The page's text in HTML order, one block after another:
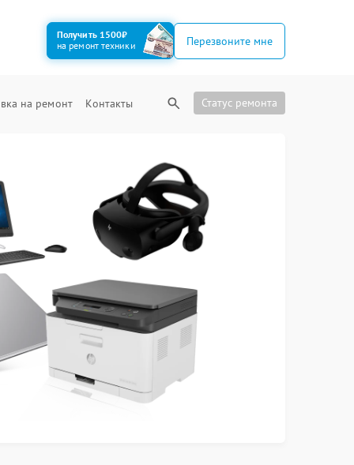
Получить 1500₽
на ремонт техники
Перезвоните мне
на ремонт Контакты Статус ремонта